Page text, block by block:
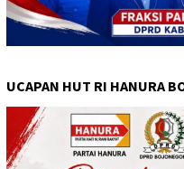
UCAPAN HUT RI HANURA